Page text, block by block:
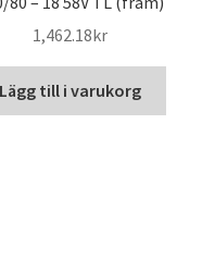
1,462.18kr
Lägg till i varukorg